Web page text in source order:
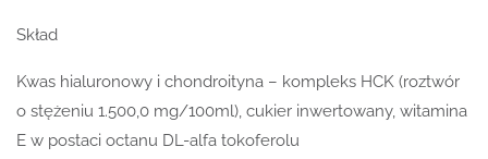
Skład
Kwas hialuronowy i chondroityna – kompleks HCK (roztwór
o stężeniu 1.500,0 mg/100ml), cukier inwertowany, witamina
E w postaci octanu DL-alfa tokoferolu